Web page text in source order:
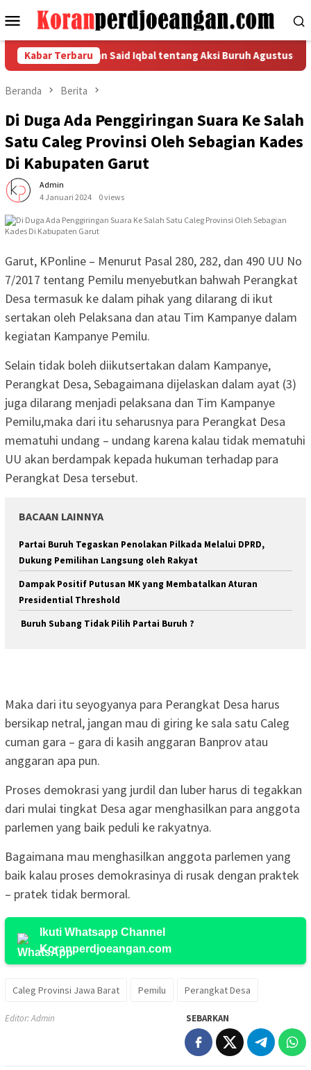
ke
Menu
Mobile
Kabar Terbaru
Pernyataan Said Iqbal tentang Aksi Buruh Agustus-
Beranda Berita
Di Duga Ada Penggiringan Suara Ke Salah
Satu Caleg Provinsi Oleh Sebagian Kades
Di Kabupaten Garut
Admin
4 Januari 2024
0 views
Garut, KPonline – Menurut Pasal 280, 282, dan 490 UU No
7/2017 tentang Pemilu menyebutkan bahwah Perangkat
Desa termasuk ke dalam pihak yang dilarang di ikut
sertakan oleh Pelaksana dan atau Tim Kampanye dalam
kegiatan Kampanye Pemilu.
Selain tidak boleh diikutsertakan dalam Kampanye,
Perangkat Desa, Sebagaimana dijelaskan dalam ayat (3)
juga dilarang menjadi pelaksana dan Tim Kampanye
Pemilu,maka dari itu seharusnya para Perangkat Desa
mematuhi undang – undang karena kalau tidak mematuhi
UU akan berdampak kepada hukuman terhadap para
Perangkat Desa tersebut.
BACAAN LAINNYA
Partai Buruh Tegaskan Penolakan Pilkada Melalui DPRD,
Dukung Pemilihan Langsung oleh Rakyat
Dampak Positif Putusan MK yang Membatalkan Aturan
Presidential Threshold
Buruh Subang Tidak Pilih Partai Buruh ?
Maka dari itu seyogyanya para Perangkat Desa harus
bersikap netral, jangan mau di giring ke sala satu Caleg
cuman gara – gara di kasih anggaran Banprov atau
anggaran apa pun.
Proses demokrasi yang jurdil dan luber harus di tegakkan
dari mulai tingkat Desa agar menghasilkan para anggota
parlemen yang baik peduli ke rakyatnya.
Bagaimana mau menghasilkan anggota parlemen yang
baik kalau proses demokrasinya di rusak dengan praktek
– pratek tidak bermoral.
Ikuti Whatsapp Channel
Koranperdjoeangan.com
Caleg Provinsi Jawa Barat Pemilu Perangkat Desa
Editor: Admin SEBARKAN